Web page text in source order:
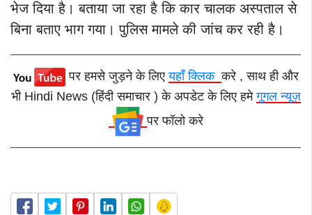
भेज दिया है। बताया जा रहा है कि कार चालक अस्पताल से
बिना बताए भाग गया। पुलिस मामले की जांच कर रही है।
पर हमसे जुड़ने के लिएयहाँ क्लिककरे , साथ ही और
भी Hindi News (हिंदी समाचार ) के अपडेट के लिए हमेगूगल न्यूज़
पर फॉलो करे